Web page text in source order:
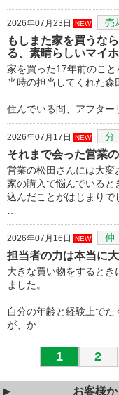
2026年07月23日 NEW 売
もしまた家を買うな
る、素晴らしいマイ
家を買った17年前のこと
当時の担当してくれた森
住んでいる間、アフター
2026年07月17日 NEW
それまで会った営業
営業の松田さんには大変
家の購入で悩んでいると
込んだことがはじまりで
2026年07月16日 NEW
担当者の力は本当に
大きな買い物をするとき
ました。
自分の年齢と経験上で
が、か…
1 2
お客様